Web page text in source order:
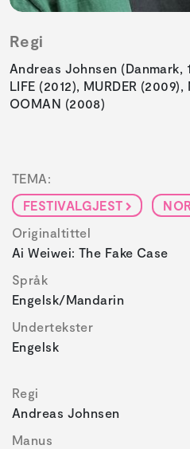
Regi
Andreas Johnsen (Danmark,
LIFE (2012), MURDER
OOMAN (2008)
TEMA:
FESTIVALGJEST
Originaltittel
Ai Weiwei: The Fake Case
Språk
Engelsk/Mandarin
Undertekster
Engelsk
Regi
Andreas Johnsen
Manus